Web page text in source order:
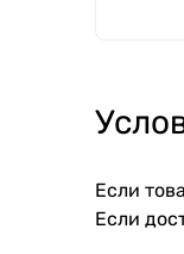
Если
Если